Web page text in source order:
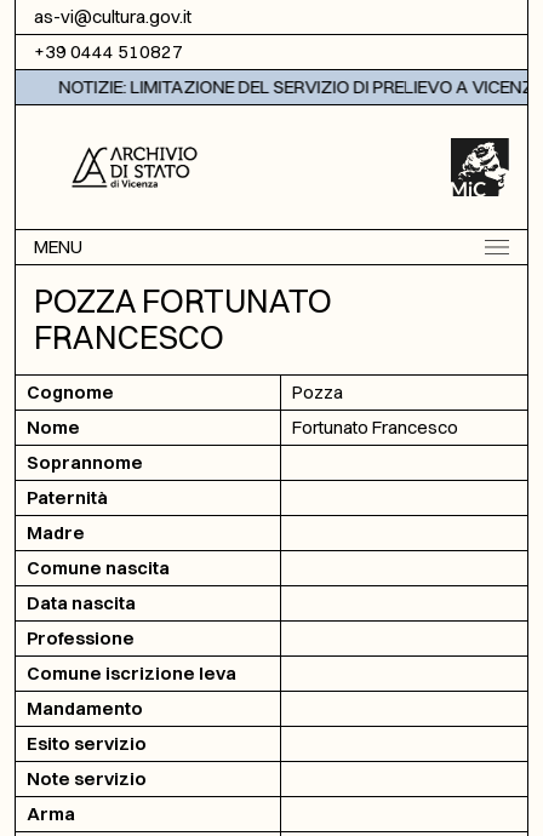
Vai al contenuto
as-vi@cultura.gov.it
+39 0444 510827
NOTIZIE: LIMITAZIONE DEL SERVIZIO DI PRELIEVO A VICENZA
MENU
POZZA FORTUNATO
FRANCESCO
Cognome
Pozza
Nome
Fortunato Francesco
Soprannome
Paternità
Madre
Comune nascita
Data nascita
Professione
Comune iscrizione leva
Mandamento
Esito servizio
Note servizio
Arma